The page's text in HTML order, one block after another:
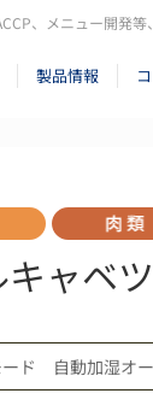
、メニュー開発
製品情報
ャベツ
ード 自動加湿オ